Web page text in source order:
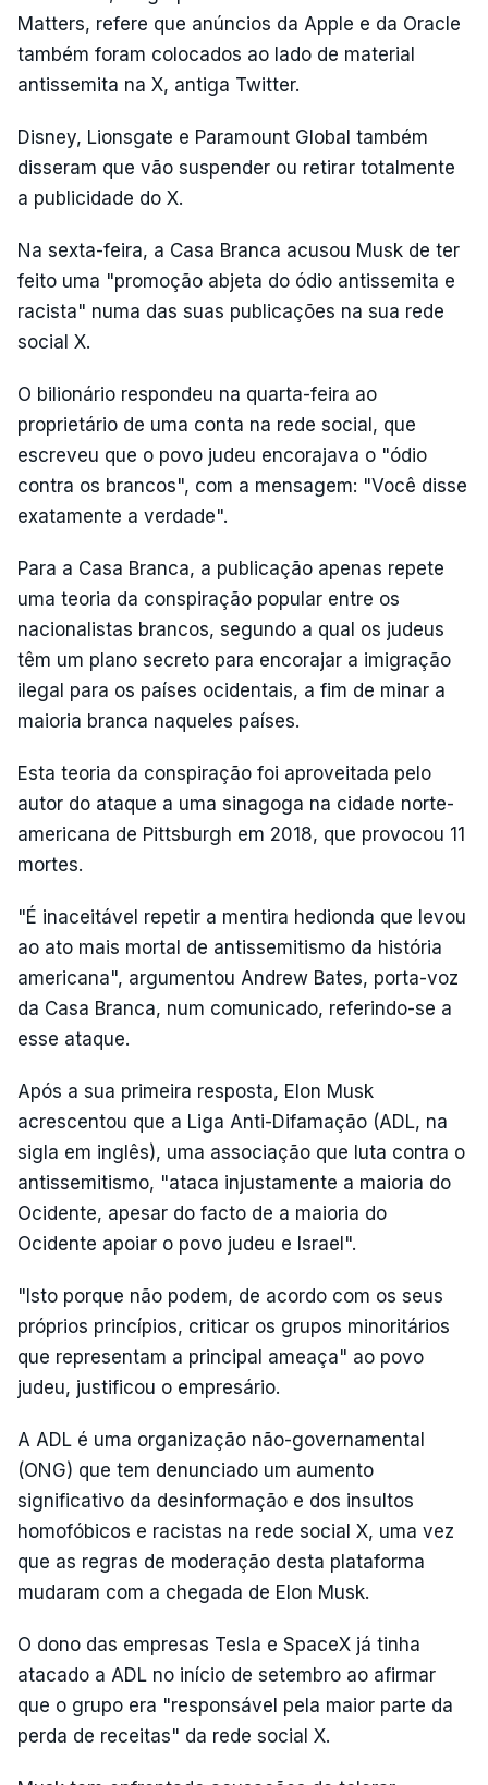
Matters, refere que anúncios da Apple e da Oracle
também foram colocados ao lado de material
antissemita na X, antiga Twitter.
Disney, Lionsgate e Paramount Global também
disseram que vão suspender ou retirar totalmente
a publicidade do X.
Na sexta-feira, a Casa Branca acusou Musk de ter
feito uma "promoção abjeta do ódio antissemita e
racista" numa das suas publicações na sua rede
social X.
O bilionário respondeu na quarta-feira ao
proprietário de uma conta na rede social, que
escreveu que o povo judeu encorajava o "ódio
contra os brancos", com a mensagem: "Você disse
exatamente a verdade".
Para a Casa Branca, a publicação apenas repete
uma teoria da conspiração popular entre os
nacionalistas brancos, segundo a qual os judeus
têm um plano secreto para encorajar a imigração
ilegal para os países ocidentais, a fim de minar a
maioria branca naqueles países.
Esta teoria da conspiração foi aproveitada pelo
autor do ataque a uma sinagoga na cidade norte-
americana de Pittsburgh em 2018, que provocou 11
mortes.
"É inaceitável repetir a mentira hedionda que levou
ao ato mais mortal de antissemitismo da história
americana", argumentou Andrew Bates, porta-voz
da Casa Branca, num comunicado, referindo-se a
esse ataque.
Após a sua primeira resposta, Elon Musk
acrescentou que a Liga Anti-Difamação (ADL, na
sigla em inglês), uma associação que luta contra o
antissemitismo, "ataca injustamente a maioria do
Ocidente, apesar do facto de a maioria do
Ocidente apoiar o povo judeu e Israel".
"Isto porque não podem, de acordo com os seus
próprios princípios, criticar os grupos minoritários
que representam a principal ameaça" ao povo
judeu, justificou o empresário.
A ADL é uma organização não-governamental
(ONG) que tem denunciado um aumento
significativo da desinformação e dos insultos
homofóbicos e racistas na rede social X, uma vez
que as regras de moderação desta plataforma
mudaram com a chegada de Elon Musk.
O dono das empresas Tesla e SpaceX já tinha
atacado a ADL no início de setembro ao afirmar
que o grupo era "responsável pela maior parte da
perda de receitas" da rede social X.